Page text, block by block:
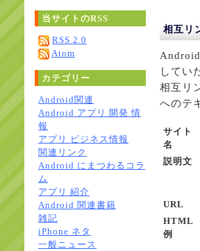
当サイトのRSS
RSS 2.0
Atom
カテゴリー
Android関連
Android アプリ 開発 情
報
アプリ ビジネス情報
関連リンク
Android にまつわるコラ
ム
アプリ 紹介
Android 関連書籍
雑記
iPhone ネタ
一般ニュース
相互リ
してい
相互リ
へのテ
サイト
名
説明文
URL
HTML
例